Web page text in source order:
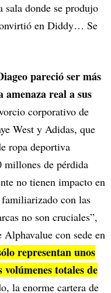
sala donde se produjo
en Diddy… Se
pareció ser más
real a sus
corporativo de
West y Adidas, que
ropa deportiva
millones de pérdida
no tienen impacto en
con las
no son cruciales”,
con sede en
representan unos
totales de
la enorme cartera de